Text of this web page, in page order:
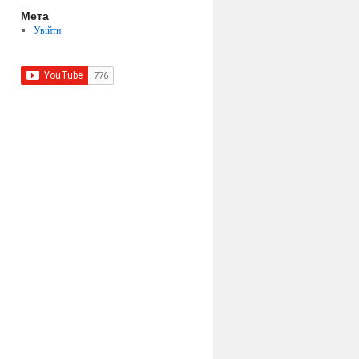
Мета
Увійти